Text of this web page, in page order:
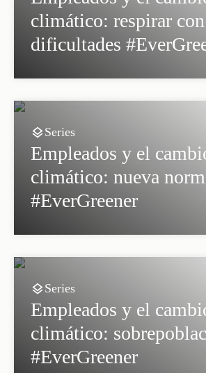
climático: respirar con
dificultades
Series
Empleados y el
climático: nueva
#EverGreener
Series
Empleados y el
climático:
#EverGreener